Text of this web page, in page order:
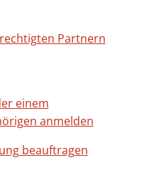
Partnern
einem
anmelden
beauftragen